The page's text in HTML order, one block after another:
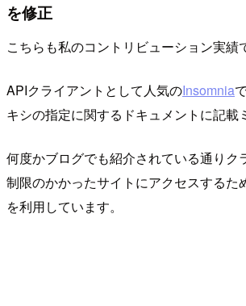
を修正
こちらも私のコントリビューション実績
APIクライアントとして人気のInsomnia
キシの指定に関するドキュメントに記載
何度かブログでも紹介されている通りク
制限のかかったサイトにアクセスするた
を利用しています。